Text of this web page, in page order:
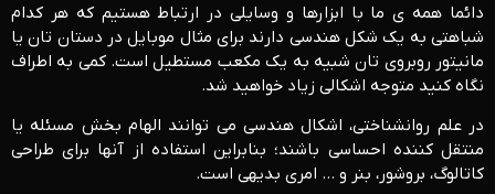
دائما همه ی ما با ابزارها و وسایلی در ارتباط هستیم که هر کدام
شباهتی به یک شکل هندسی دارند برای مثال موبایل در دستان­ تان یا
مانیتور روبروی ­­تان شبیه به یک مکعب مستطیل است. کمی به اطراف
نگاه کنید متوجه اشکالی زیاد خواهید شد.
در علم روانشناختی، اشکال هندسی می توانند الهام بخش مسئله یا
منتقل کننده احساسی باشند؛ بنابراین استفاده از آنها برای طراحی
کاتالوگ، بروشور، بنر و … امری بدیهی است.